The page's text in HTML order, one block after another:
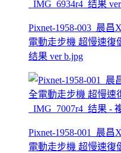
Pixnet-1958-003_晨
電動走步機 超慢速復
结果 ver b.jpg
Pixnet-1958-001_晨
電動走步機 超慢速復